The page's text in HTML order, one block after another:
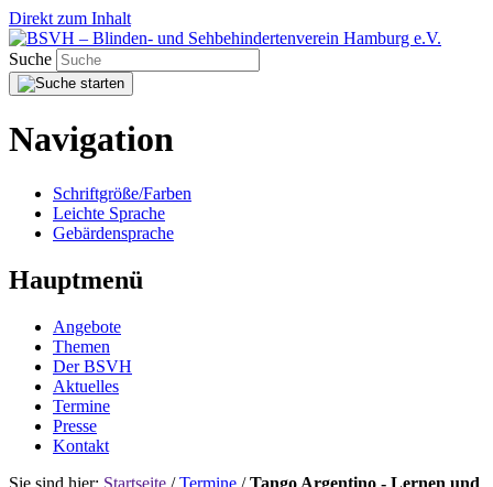
Direkt zum Inhalt
Suche
Navigation
Schriftgröße/Farben
Leichte Sprache
Gebärdensprache
Hauptmenü
Angebote
Themen
Der BSVH
Aktuelles
Termine
Presse
Kontakt
Sie sind hier: Startseite /Termine /Tango Argentino - Lernen und